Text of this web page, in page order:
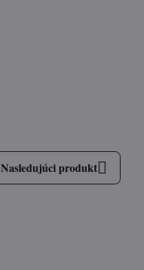
Nasledujúci produkt